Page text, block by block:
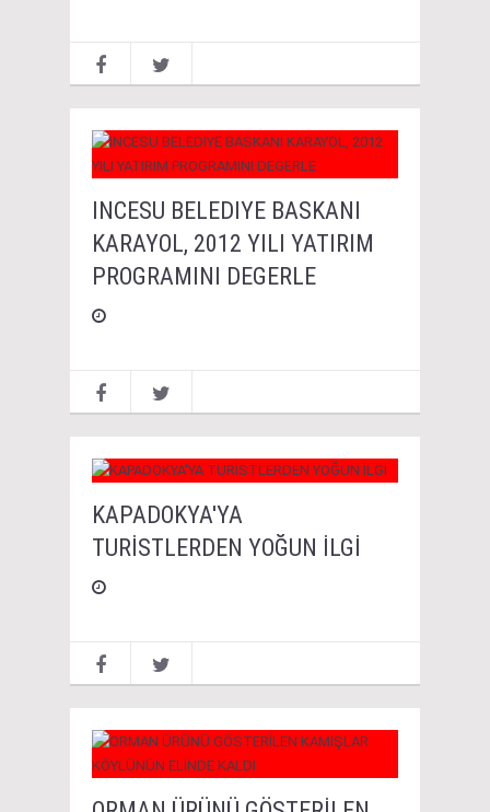
INCESU BELEDIYE BASKANI
KARAYOL, 2012 YILI YATIRIM
PROGRAMINI DEGERLE
KAPADOKYA'YA
TURİSTLERDEN YOĞUN İLGİ